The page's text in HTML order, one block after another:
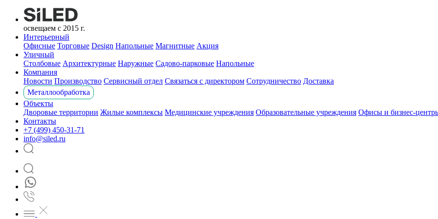
освещаем с 2015 г.
Интерьерный
Офисные Торговые Design Напольные Магнитные Акция
Уличный
Столбовые Архитектурные Наружные Садово-парковые Напольные
Компания
Новости Производство Сервисный отдел Связаться с директором Сотрудничество Доставка
Металлообработка
Объекты
Дворовые территории Жилые комплексы Медицинские учреждения Образовательные учреждения Офисы и бизнес-
Контакты
+7 (499) 450-31-71
info@siled.ru